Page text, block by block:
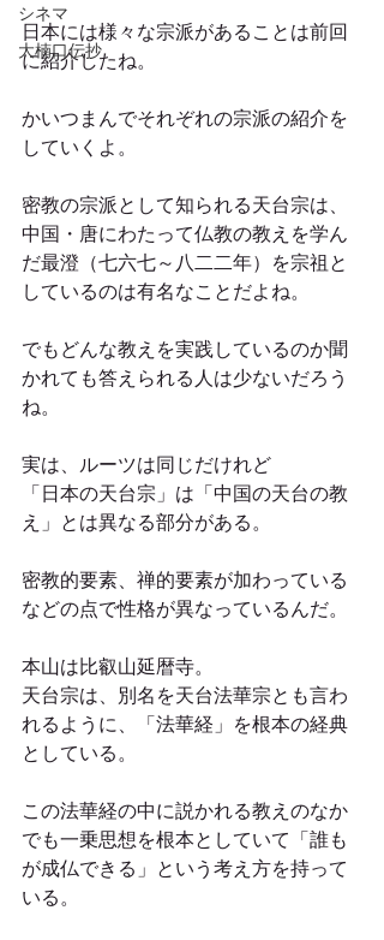
シネマ
大楠口伝抄
日本には様々な宗派があることは前回
に紹介したね。
かいつまんでそれぞれの宗派の紹介を
していくよ。
密教の宗派として知られる天台宗は、
中国・唐にわたって仏教の教えを学ん
だ最澄（七六七～八二二年）を宗祖と
しているのは有名なことだよね。
でもどんな教えを実践しているのか聞
かれても答えられる人は少ないだろう
ね。
実は、ルーツは同じだけれど
「日本の天台宗」は「中国の天台の教
え」とは異なる部分がある。
密教的要素、禅的要素が加わっている
などの点で性格が異なっているんだ。
本山は比叡山延暦寺。
天台宗は、別名を天台法華宗とも言わ
れるように、「法華経」を根本の経典
としている。
この法華経の中に説かれる教えのなか
でも一乗思想を根本としていて「誰も
が成仏できる」という考え方を持って
いる。